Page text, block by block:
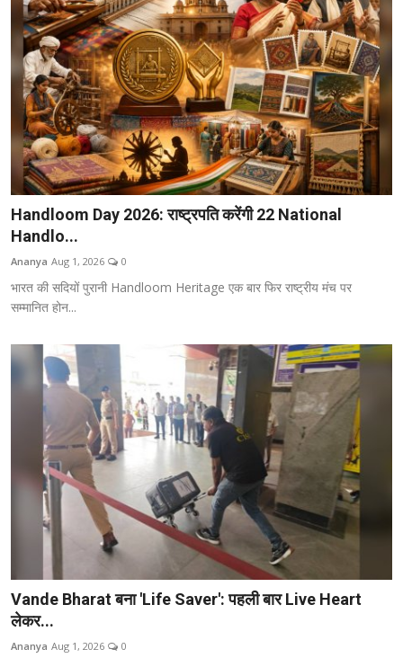
Handloom Day 2026: राष्ट्रपति करेंगी 22 National
Handlo...
Ananya Aug 1, 2026 0
भारत की सदियों पुरानी Handloom Heritage एक बार फिर राष्ट्रीय मंच पर
सम्मानित होन...
Vande Bharat बना 'Life Saver': पहली बार Live Heart
लेकर...
Ananya Aug 1, 2026 0